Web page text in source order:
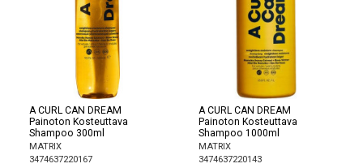
A CURL CAN DREAM
Painoton Kosteuttava
Shampoo 300ml
MATRIX
3474637220167
A CURL CAN DREAM
Painoton Kosteuttava
Shampoo 1000ml
MATRIX
3474637220143